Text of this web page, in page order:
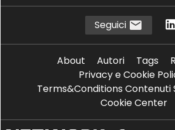
Seguici
About Autori Tags
Privacy e Cookie
Terms&Conditions Contenuti
Cookie Center